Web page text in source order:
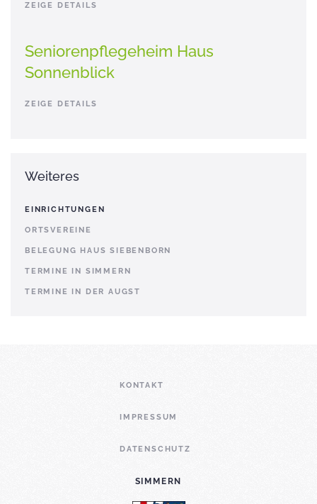
ZEIGE DETAILS
Seniorenpflegeheim Haus
Sonnenblick
ZEIGE DETAILS
Weiteres
EINRICHTUNGEN
ORTSVEREINE
BELEGUNG HAUS SIEBENBORN
TERMINE IN SIMMERN
TERMINE IN DER AUGST
KONTAKT
IMPRESSUM
DATENSCHUTZ
SIMMERN